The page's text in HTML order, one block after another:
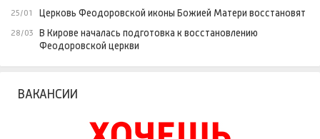
25/01 Церковь Феодоровской иконы Божией Матери восстановят
28/03
В Кирове началась подготовка к восстановлению
Феодоровской церкви
ВАКАНСИИ